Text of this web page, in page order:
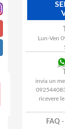
Lun-Ven
invia un
ricevere
FAQ-